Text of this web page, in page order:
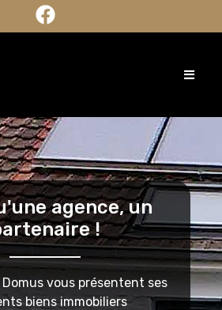
agence, un
!
Domus vous présentent ses
biens immobiliers